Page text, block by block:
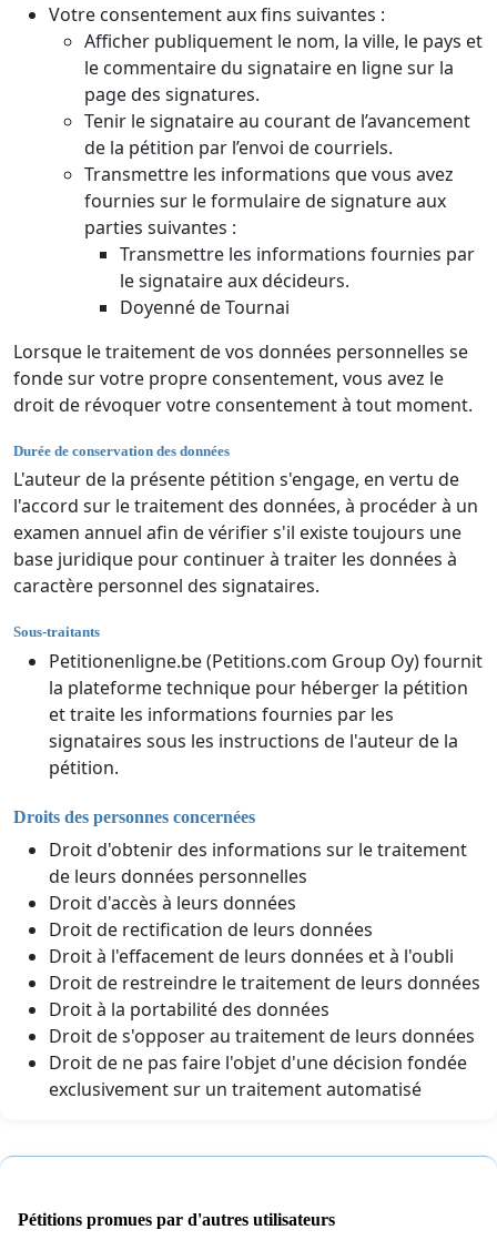
Votre consentement aux fins suivantes :
Afficher publiquement le nom, la ville, le pays et
le commentaire du signataire en ligne sur la
page des signatures.
Tenir le signataire au courant de l’avancement
de la pétition par l’envoi de courriels.
Transmettre les informations que vous avez
fournies sur le formulaire de signature aux
parties suivantes :
Transmettre les informations fournies par
le signataire aux décideurs.
Doyenné de Tournai
Lorsque le traitement de vos données personnelles se
fonde sur votre propre consentement, vous avez le
droit de révoquer votre consentement à tout moment.
Durée de conservation des données
L'auteur de la présente pétition s'engage, en vertu de
l'accord sur le traitement des données, à procéder à un
examen annuel afin de vérifier s'il existe toujours une
base juridique pour continuer à traiter les données à
caractère personnel des signataires.
Sous-traitants
Petitionenligne.be (Petitions.com Group Oy) fournit
la plateforme technique pour héberger la pétition
et traite les informations fournies par les
signataires sous les instructions de l'auteur de la
pétition.
Droits des personnes concernées
Droit d'obtenir des informations sur le traitement
de leurs données personnelles
Droit d'accès à leurs données
Droit de rectification de leurs données
Droit à l'effacement de leurs données et à l'oubli
Droit de restreindre le traitement de leurs données
Droit à la portabilité des données
Droit de s'opposer au traitement de leurs données
Droit de ne pas faire l'objet d'une décision fondée
exclusivement sur un traitement automatisé
Pétitions promues par d'autres utilisateurs